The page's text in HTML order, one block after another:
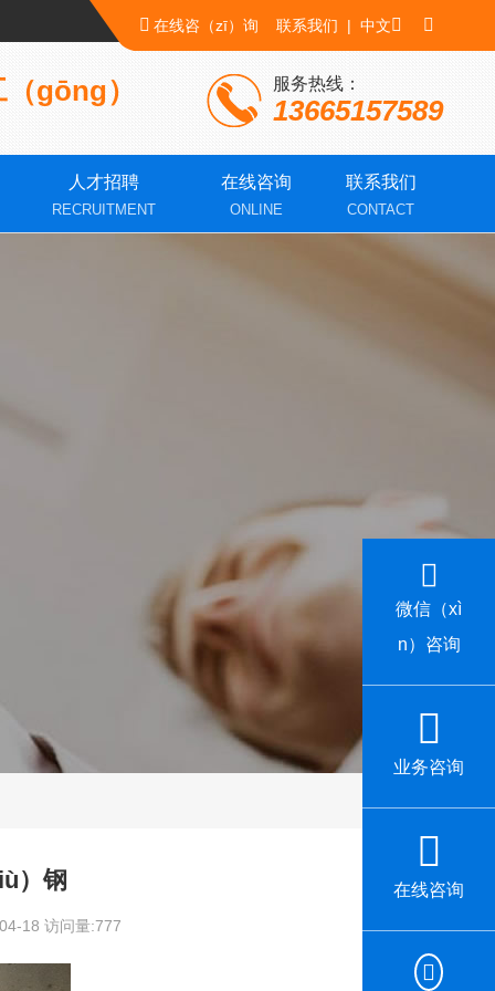
在线咨（zī）询 联系我们 | 中文
gōng） 服务热线：
13665157589
人才招聘
RECRUITMENT
在线咨询
ONLINE
联系我们
CONTACT
）钢
18 访问量:777
微信（xì
n）咨询
业务咨询
在线咨询